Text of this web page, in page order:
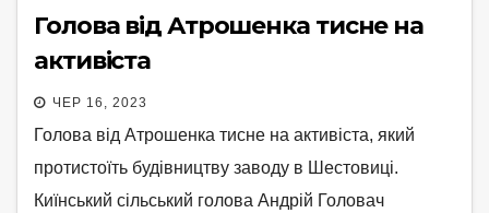
Голова від Атрошенка тисне на
активіста
ЧЕР 16, 2023
Голова від Атрошенка тисне на активіста, який
протистоїть будівництву заводу в Шестовиці.
Киїнський сільський голова Андрій Головач